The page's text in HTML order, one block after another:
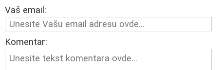
Vaš email:
Komentar: